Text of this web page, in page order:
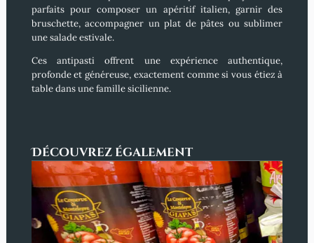
parfaits pour composer un apéritif italien, garnir des
bruschette, accompagner un plat de pâtes ou sublimer
une salade estivale.
Ces antipasti offrent une expérience authentique,
profonde et généreuse, exactement comme si vous étiez à
table dans une famille sicilienne.
Découvrez également